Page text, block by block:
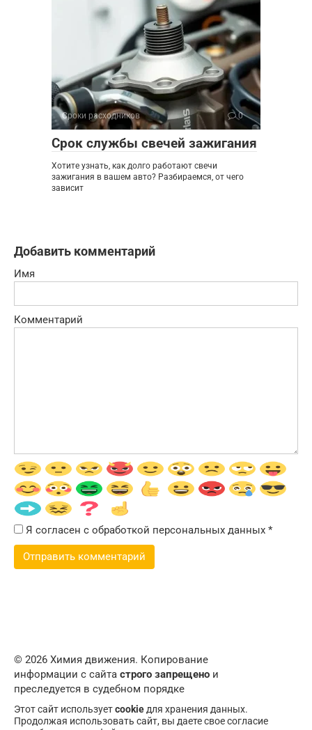
Сроки расходников 0
Срок службы свечей зажигания
Хотите узнать, как долго работают свечи
зажигания в вашем авто? Разбираемся, от чего
зависит
Добавить комментарий
Имя
Комментарий
Я согласен с обработкой персональных данных *
© 2026 Химия движения. Копирование
информации с сайта строго запрещено и
преследуется в судебном порядке
Этот сайт используетcookieдля хранения данных.
Продолжая использовать сайт, вы даете свое согласие